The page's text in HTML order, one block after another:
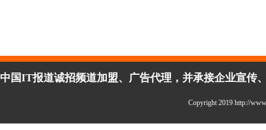
中国IT报道诚招频道加盟、广告代理，并承接企业宣传
Copyright 2019 http://